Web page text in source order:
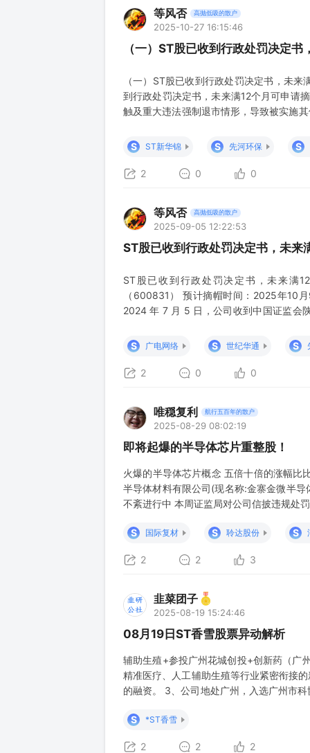
等风否 高抛低吸的散户
2025-10-27 16:15:46
（一）ST股已收到行政处罚决定
（一）ST股已收到行政处罚决定书，未
到行政处罚决定书，未来满12个月可申请
触及重大违法强制退市情形，导致被实施
对相应年度财务会计报告进行追溯重述；
收到
S ST新华锦 S 先河环保 S
2 0 0
等风否 高抛低吸的散户
2025-09-05 12:22:53
ST股已收到行政处罚决定书，未
ST股已收到行政处罚决定书，未来满
（600831） 预计摘帽时间：2025年10
2024 年 7 月 5 日，公司收到中国证监会
日起被实施其他风险警示，A 股简称变更为
S 广电网络 S 世纪华通 S
2 0 0
唯穏复利 航行五百年的散户
2025-08-29 08:02:19
即将起爆的半导体芯片重整股！
火爆的半导体芯片概念 五倍十倍的涨幅比
半导体材料有限公司(现名称:金寨金微半
不紊进行中 本周证监局对公司信披违规处
……………………………………………………
S 国际复材 S 聆达股份 S
2 2 3
韭菜团子
2025-08-19 15:24:46
08月19日ST香雪股票异动解析
辅助生殖+参投广州花城创投+创新药（广
精准医疗、人工辅助生殖等行业紧密衔接
的融资。 3、公司地处广州，入选广州市
II 期临床试
S *ST香雪
2 2 2